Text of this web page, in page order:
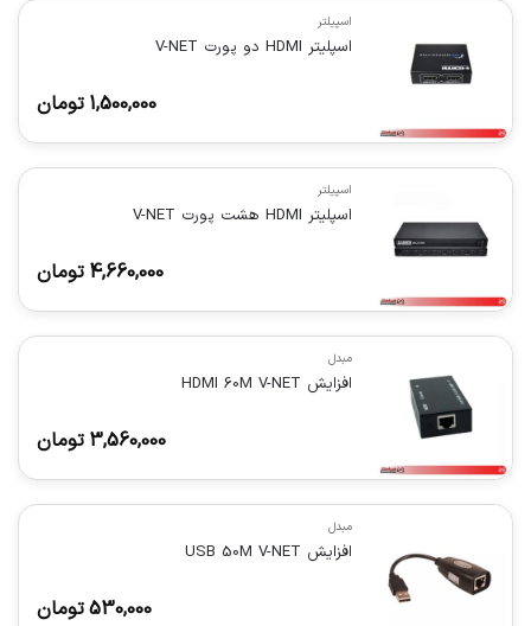
اسپیلتر
اسپلیتر HDMI دو پورت V-NET
1,500,000 تومان
اسپیلتر
اسپلیتر HDMI هشت پورت V-NET
4,660,000 تومان
مبدل
افزایش HDMI 60M V-NET
3,560,000 تومان
مبدل
افزایش USB 50M V-NET
530,000تومان